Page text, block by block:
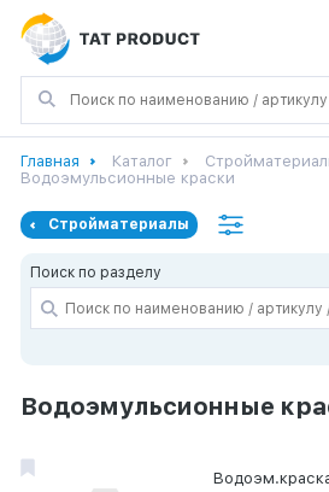
Главная Каталог
Водоэмульсионные краски
Стройматериалы
Поиск по разделу
Водоэмульсионные